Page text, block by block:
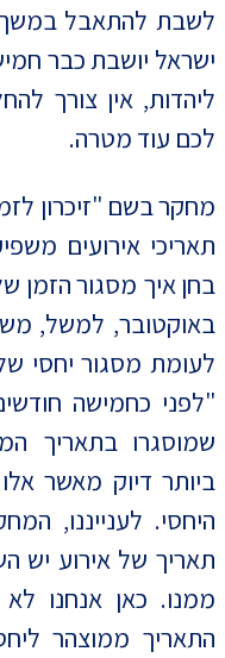
לשבת להתאבל במשך
ישראל יושבת כבר
ליהדות, אין צורך
לכם עוד מטרה.
מחקר בשם "זיכרון
תאריכי אירועים
באוקטובר, למשל,
לעומת מסגור יחסי
"לפני כחמישה
שמוסגרו בתאריך
ביותר דיוק מאשר
היחסי. לענייננו,
תאריך של אירוע יש
ממנו. כאן אנחנו
התאריך ממוצהר